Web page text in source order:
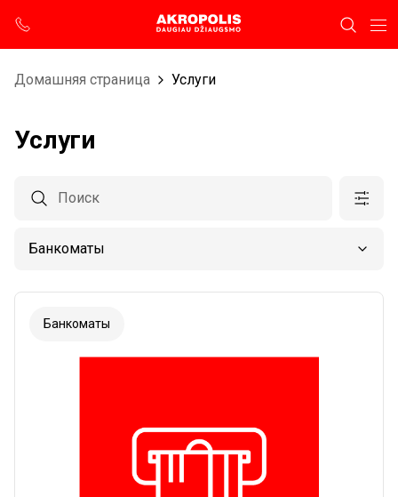
Домашняя страница Услуги
Услуги
Банкоматы